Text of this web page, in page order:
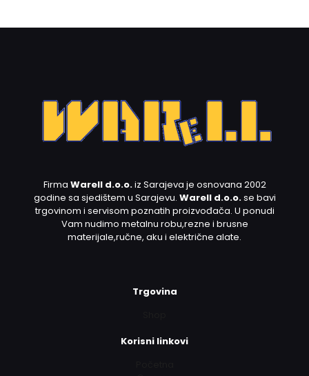
Firma Warell d.o.o.iz Sarajeva je osnovana 2002
godine sa sjedištem u Sarajevu. Warell d.o.o.se bavi
trgovinom i servisom poznatih proizvođača. U ponudi
Vam nudimo metalnu robu,rezne i brusne
materijale,ručne, aku i električne alate.
Trgovina
Korisni linkovi